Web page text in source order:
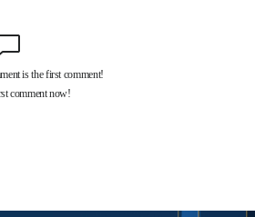
9곳